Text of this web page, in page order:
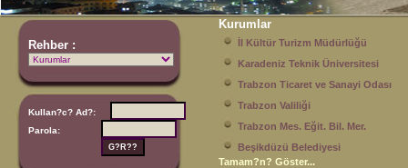
Rehber :
Kurumlar
İl Kültür Turizm Müdürlüğü
Karadeniz Teknik Üniversitesi
Trabzon Ticaret ve Sanayi Odası
Trabzon Valiliği
Trabzon Mes. Eğit. Bil. Mer.
Beşikdüzü Belediyesi
Tamam?n? Göster...
Kullan?c? Ad?:
Parola: